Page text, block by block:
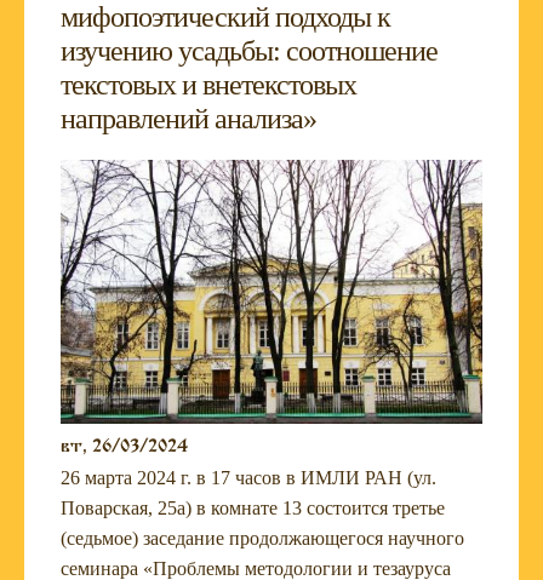
мифопоэтический подходы к
изучению усадьбы: соотношение
текстовых и внетекстовых
направлений анализа»
вт, 26/03/2024
26 марта 2024 г. в 17 часов в ИМЛИ РАН (ул.
Поварская, 25а) в комнате 13 состоится третье
(седьмое) заседание продолжающегося научного
семинара «Проблемы методологии и тезауруса